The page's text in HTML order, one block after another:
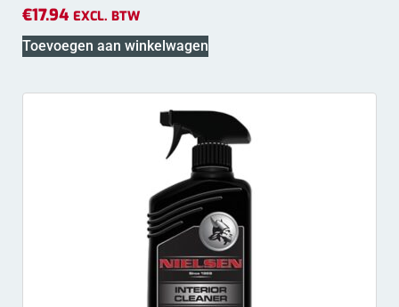
€17.94 EXCL. BTW
Toevoegen aan winkelwagen